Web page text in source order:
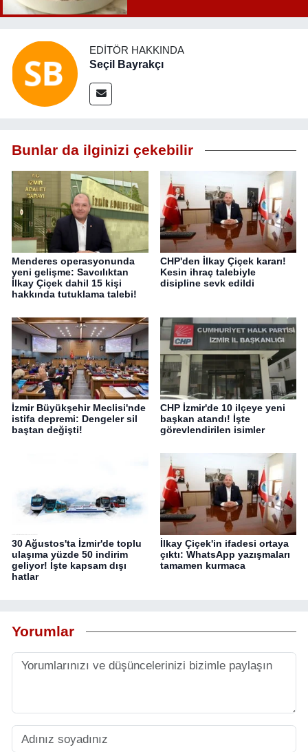
EDITÖR HAKKINDA
Seçil Bayrakçı
Bunlar da ilginizi çekebilir
Menderes operasyonunda
yeni gelişme: Savcılıktan
İlkay Çiçek dahil 15 kişi
hakkında tutuklama talebi!
CHP'den İlkay Çiçek kararı!
Kesin ihraç talebiyle
disipline sevk edildi
İzmir Büyükşehir Meclisi'nde
istifa depremi: Dengeler sil
baştan değişti!
CHP İzmir'de 10 ilçeye yeni
başkan atandı! İşte
görevlendirilen isimler
30 Ağustos'ta İzmir'de toplu
ulaşıma yüzde 50 indirim
geliyor! İşte kapsam dışı
hatlar
İlkay Çiçek'in ifadesi ortaya
çıktı: WhatsApp yazışmaları
tamamen kurmaca
Yorumlar